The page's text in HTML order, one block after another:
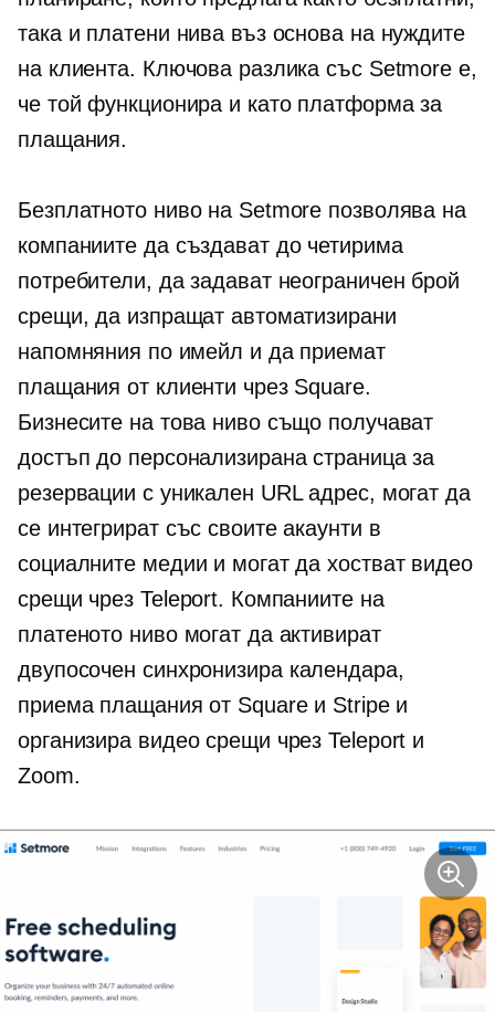
така и платени нива въз основа на нуждите
на клиента. Ключова разлика със Setmore е,
че той функционира и като платформа за
плащания.
Безплатното ниво на Setmore позволява на
компаниите да създават до четирима
потребители, да задават неограничен брой
срещи, да изпращат автоматизирани
напомняния по имейл и да приемат
плащания от клиенти чрез Square.
Бизнесите на това ниво също получават
достъп до персонализирана страница за
резервации с уникален URL адрес, могат да
се интегрират със своите акаунти в
социалните медии и могат да хостват видео
срещи чрез Teleport. Компаниите на
платеното ниво могат да активират
двупосочен синхронизира календара,
приема плащания от Square и Stripe и
организира видео срещи чрез Teleport и
Zoom.